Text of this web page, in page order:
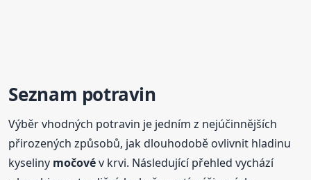
Seznam potravin
Výběr vhodných potravin je jedním z nejúčinnějších
přirozených způsobů, jak dlouhodobě ovlivnit hladinu
kyseliny močovév krvi. Následující přehled vychází